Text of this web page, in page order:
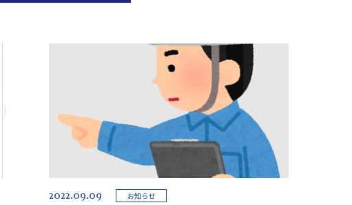
2022.09.09 お知らせ